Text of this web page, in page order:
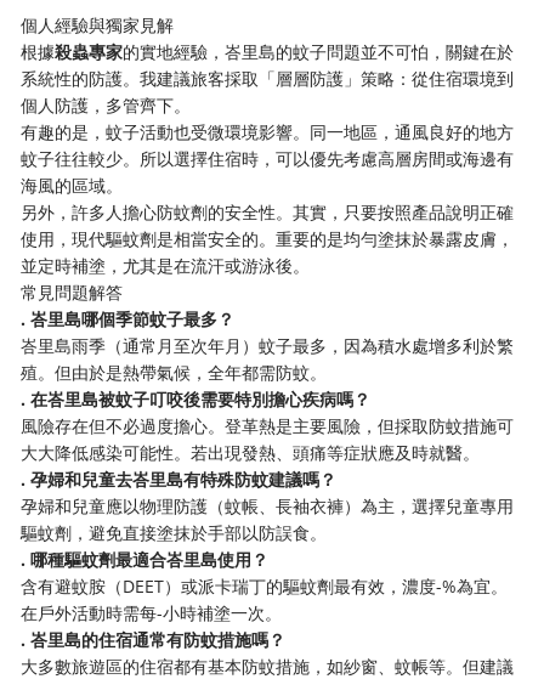
個人經驗與獨家見解
根據​​殺蟲專家​​的實地經驗，峇里島的蚊子問題並不可怕，關鍵在於
系統性的防護。我建議旅客採取「層層防護」策略：從住宿環境到
個人防護，多管齊下。
有趣的是，蚊子活動也受微環境影響。同一地區，通風良好的地方
蚊子往往較少。所以選擇住宿時，可以優先考慮高層房間或海邊有
海風的區域。
另外，許多人擔心防蚊劑的安全性。其實，只要按照產品說明正確
使用，現代驅蚊劑是相當安全的。重要的是均勻塗抹於暴露皮膚，
並定時補塗，尤其是在流汗或游泳後。
常見問題解答
​. 峇里島哪個季節蚊子最多？​
峇里島雨季（通常月至次年月）蚊子最多，因為積水處增多利於繁
殖。但由於是熱帶氣候，全年都需防蚊。
​. 在峇里島被蚊子叮咬後需要特別擔心疾病嗎？​
風險存在但不必過度擔心。登革熱是主要風險，但採取防蚊措施可
大大降低感染可能性。若出現發熱、頭痛等症狀應及時就醫。
​. 孕婦和兒童去峇里島有特殊防蚊建議嗎？​
孕婦和兒童應以物理防護（蚊帳、長袖衣褲）為主，選擇兒童專用
驅蚊劑，避免直接塗抹於手部以防誤食。
​. 哪種驅蚊劑最適合峇里島使用？​
含有避蚊胺（DEET）或派卡瑞丁的驅蚊劑最有效，濃度-%為宜。
在戶外活動時需每-小時補塗一次。
​. 峇里島的住宿通常有防蚊措施嗎？​
大多數旅遊區的住宿都有基本防蚊措施，如紗窗、蚊帳等。但建議